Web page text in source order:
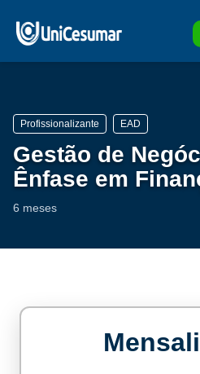
Profissionalizante EAD
Gestão de
Ênfase em
6 meses